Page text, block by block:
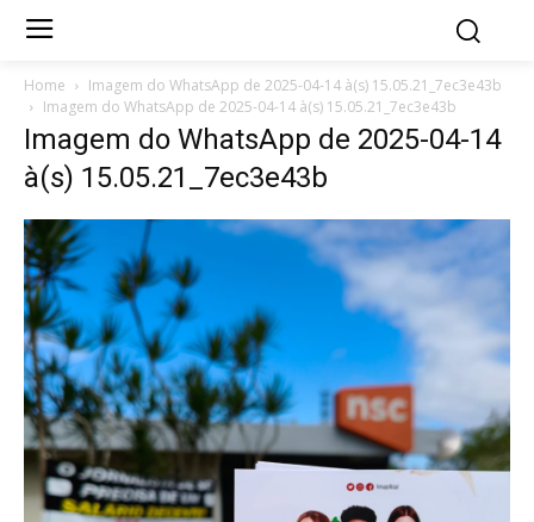
Home
Imagem do WhatsApp de 2025-04-14 à(s) 15.05.21_7ec3e43b
Imagem do WhatsApp de 2025-04-14 à(s) 15.05.21_7ec3e43b
Imagem do WhatsApp de 2025-04-14
à(s) 15.05.21_7ec3e43b